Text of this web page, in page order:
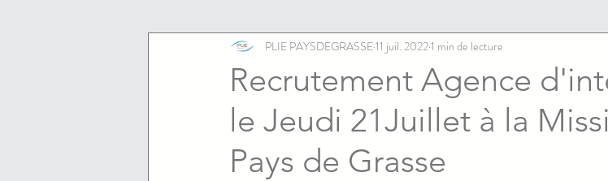
emploi
Recrutement Agence
le Jeudi 21Juillet à la
Pays de Grasse
PLIE PAYSDEGRASSE11 juil. 20221 min de lecture